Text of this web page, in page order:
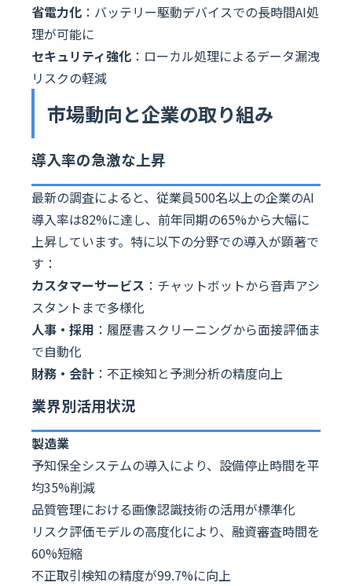
省電力化 ：バッテリー駆動デバイスでの長時間AI処
理が可能に
セキュリティ強化 ：ローカル処理によるデータ漏洩
リスクの軽減
市場動向と企業の取り組み
導入率の急激な上昇
最新の調査によると、従業員500名以上の企業のAI
導入率は82%に達し、前年同期の65%から大幅に
上昇しています。特に以下の分野での導入が顕著で
す：
カスタマーサービス ：チャットボットから音声アシ
スタントまで多様化
人事・採用 ：履歴書スクリーニングから面接評価ま
で自動化
財務・会計 ：不正検知と予測分析の精度向上
業界別活用状況
製造業
予知保全システムの導入により、設備停止時間を平
均35%削減
品質管理における画像認識技術の活用が標準化
リスク評価モデルの高度化により、融資審査時間を
60%短縮
不正取引検知の精度が99.7%に向上